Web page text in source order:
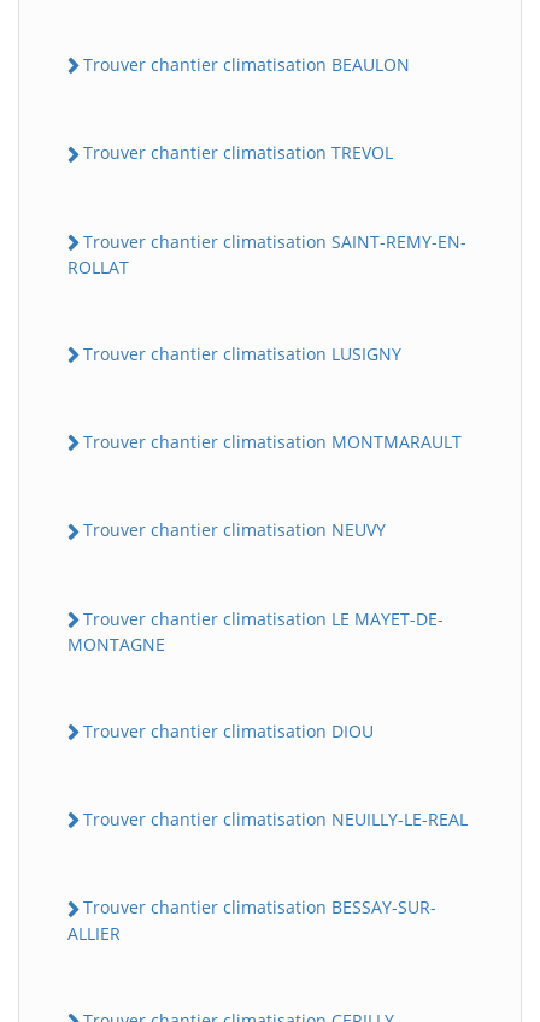
Trouver chantier climatisation BEAULON
Trouver chantier climatisation TREVOL
Trouver chantier climatisation SAINT-REMY-EN-
ROLLAT
Trouver chantier climatisation LUSIGNY
Trouver chantier climatisation MONTMARAULT
Trouver chantier climatisation NEUVY
Trouver chantier climatisation LE MAYET-DE-
MONTAGNE
Trouver chantier climatisation DIOU
Trouver chantier climatisation NEUILLY-LE-REAL
Trouver chantier climatisation BESSAY-SUR-
ALLIER